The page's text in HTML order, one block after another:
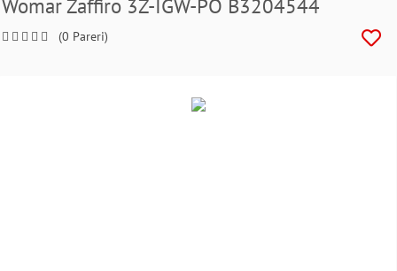
Womar Zaffiro 3Z-IGW-PO B3204544
(0 Pareri)